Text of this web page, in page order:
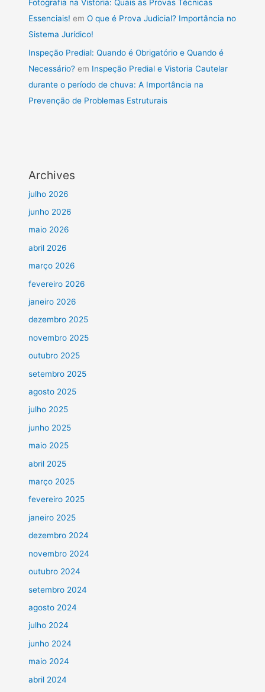
Fotografia na Vistoria: Quais as Provas Técnicas
Essenciais! emO que é Prova Judicial? Importância no
Sistema Jurídico!
Inspeção Predial: Quando é Obrigatório e Quando é
Necessário? em Inspeção Predial e Vistoria Cautelar
durante o período de chuva: A Importância na
Prevenção de Problemas Estruturais
Archives
julho 2026
junho 2026
maio 2026
abril 2026
março 2026
fevereiro 2026
janeiro 2026
dezembro 2025
novembro 2025
outubro 2025
setembro 2025
agosto 2025
julho 2025
junho 2025
maio 2025
abril 2025
março 2025
fevereiro 2025
janeiro 2025
dezembro 2024
novembro 2024
outubro 2024
setembro 2024
agosto 2024
julho 2024
junho 2024
maio 2024
abril 2024